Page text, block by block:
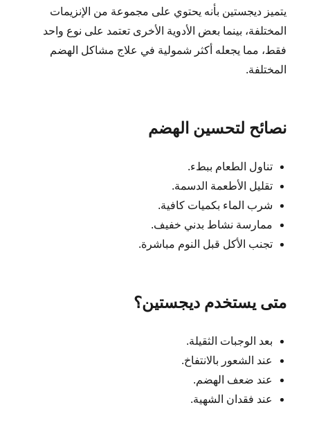
يتميز ديجستين بأنه يحتوي على مجموعة من الإنزيمات
المختلفة، بينما بعض الأدوية الأخرى تعتمد على نوع واحد
فقط، مما يجعله أكثر شمولية في علاج مشاكل الهضم
المختلفة.
نصائح لتحسين الهضم
تناول الطعام ببطء.
تقليل الأطعمة الدسمة.
شرب الماء بكميات كافية.
ممارسة نشاط بدني خفيف.
تجنب الأكل قبل النوم مباشرة.
متى يستخدم ديجستين؟
بعد الوجبات الثقيلة.
عند الشعور بالانتفاخ.
عند ضعف الهضم.
عند فقدان الشهية.